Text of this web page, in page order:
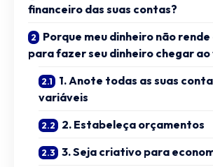
financeiro das suas contas?
Porque meu dinheiro não rende
para fazer seu dinheiro chegar ao
1. Anote todas as suas
variáveis
2. Estabeleça orçamentos
3. Seja criativo para